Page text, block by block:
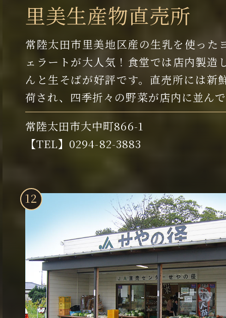
里美生産物直売所
常陸太田市里美地区産の生乳を使った
ェラートが大人気！食堂では店内製造
んと生そばが好評です。直売所には新
荷され、四季折々の野菜が店内に並ん
常陸太田市大中町866-1
【TEL】0294-82-3883